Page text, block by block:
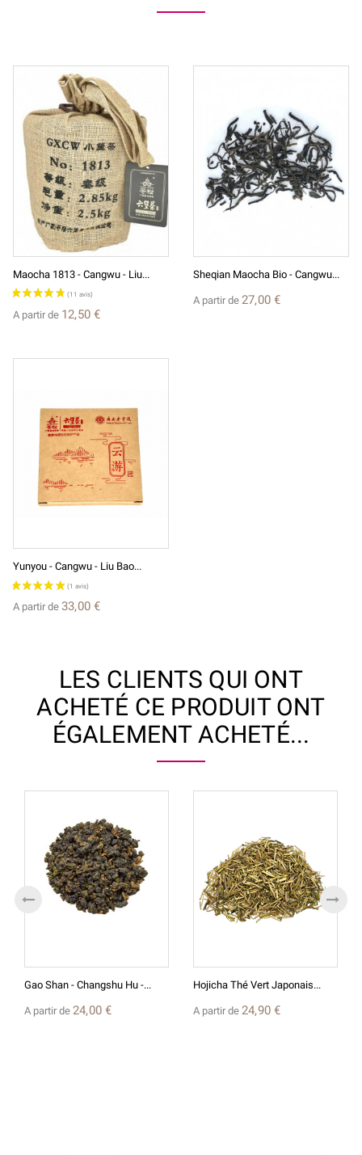
Maocha 1813 - Cangwu - Liu...
A partir de 12,50 €
Sheqian Maocha Bio - Cangwu...
A partir de 27,00 €
Yunyou - Cangwu - Liu Bao...
A partir de 33,00 €
LES CLIENTS QUI ONT
ACHETÉ CE PRODUIT ONT
ÉGALEMENT ACHETÉ...
Gao Shan - Changshu Hu -...
A partir de 24,00 €
Hojicha Thé Vert Japonais...
A partir de 24,90 €